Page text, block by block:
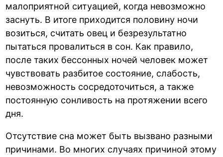
малоприятной ситуацией, когда невозможно
заснуть. В итоге приходится половину ночи
возиться, считать овец и безрезультатно
пытаться провалиться в сон. Как правило,
после таких бессонных ночей человек может
чувствовать разбитое состояние, слабость,
невозможность сосредоточиться, а также
постоянную сонливость на протяжении всего
дня.
Отсутствие сна может быть вызвано разными
причинами. Во многих случаях причиной этому